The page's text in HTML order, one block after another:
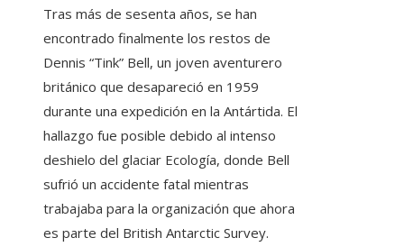
Tras más de sesenta años, se han
encontrado finalmente los restos de
Dennis “Tink” Bell, un joven aventurero
británico que desapareció en 1959
durante una expedición en la Antártida. El
hallazgo fue posible debido al intenso
deshielo del glaciar Ecología, donde Bell
sufrió un accidente fatal mientras
trabajaba para la organización que ahora
es parte del British Antarctic Survey.